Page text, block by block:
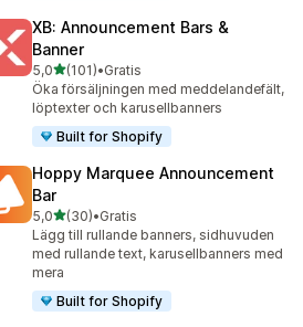
XB: Announcement Bars &
Banner
5,0av 5 stjärnor
(101)
101 recensioner totalt
•Gratis
Öka försäljningen med meddelandefält,
löptexter och karusellbanners
Built for Shopify
Hoppy Marquee Announcement
Bar
5,0av 5 stjärnor
(30)
30 recensioner totalt
•Gratis
Lägg till rullande banners, sidhuvuden
med rullande text, karusellbanners med
mera
Built for Shopify